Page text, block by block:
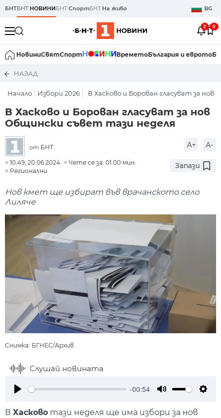
БНТБНТ НОВИНИБНТСпортБНТ На живо BG
2 0
НовиниСвятСпорт ВреметоБългария и еврото
НАЗАД
Начало Избори 2026 В Хасково и Борован гласуват за нов
В Хасково и Борован гласуват за нов
Общински съвет тази неделя
от БНТ A+ A-
10:49, 20.06.2024
Чете се за: 01:00 мин.
Регионални
Запази
Нов кмет ще избират във врачанското село
Лиляче
Снимка: БГНЕС/Архив
Слушай новината
-00:54
В Хасково тази неделя ще има избори за нов